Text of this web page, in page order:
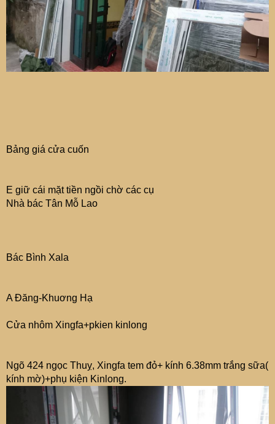
Bảng giá cửa cuốn
E giữ cái mặt tiền ngồi chờ các cụ
Nhà bác Tân Mỗ Lao
Bác Bình Xala
A Đăng-Khuơng Hạ
Cửa nhôm Xingfa+pkien kinlong
Ngõ 424 ngọc Thuỵ, Xingfa tem đỏ+ kính 6.38mm trắng sữa(
kính mờ)+phụ kiện Kinlong.